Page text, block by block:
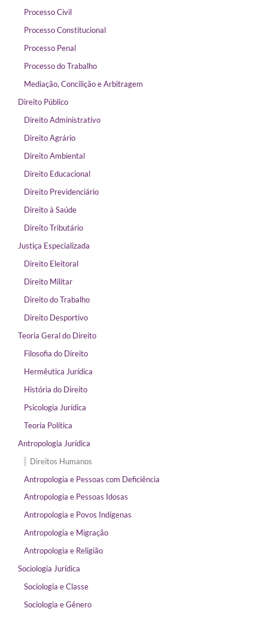
Processo Civil
Processo Constitucional
Processo Penal
Processo do Trabalho
Mediação, Concilição e Arbitragem
Direito Público
Direito Administrativo
Direito Agrário
Direito Ambiental
Direito Educacional
Direito Previdenciário
Direito à Saúde
Direito Tributário
Justiça Especializada
Direito Eleitoral
Direito Militar
Direito do Trabalho
Direito Desportivo
Teoria Geral do Direito
Filosofia do Direito
Hermêutica Jurídica
História do Direito
Psicologia Jurídica
Teoria Política
Antropologia Jurídica
Direitos Humanos
Antropologia e Pessoas com Deficiência
Antropologia e Pessoas Idosas
Antropologia e Povos Indígenas
Antropologia e Migração
Antropologia e Religião
Sociologia Jurídica
Sociologia e Classe
Sociologia e Gênero